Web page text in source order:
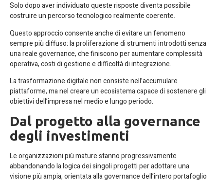
Solo dopo aver individuato queste risposte diventa possibile
costruire un percorso tecnologico realmente coerente.
Questo approccio consente anche di evitare un fenomeno
sempre più diffuso: la proliferazione di strumenti introdotti senza
una reale governance, che finiscono per aumentare complessità
operativa, costi di gestione e difficoltà di integrazione.
La trasformazione digitale non consiste nell’accumulare
piattaforme, ma nel creare un ecosistema capace di sostenere gli
obiettivi dell’impresa nel medio e lungo periodo.
Dal progetto alla governance
degli investimenti
Le organizzazioni più mature stanno progressivamente
abbandonando la logica dei singoli progetti per adottare una
visione più ampia, orientata alla governance dell’intero portafoglio